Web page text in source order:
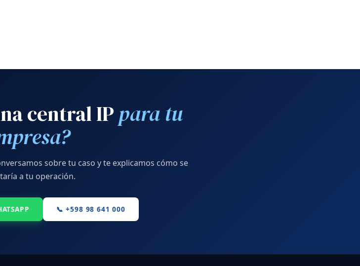
central IPpara tu
sobre tu caso y te explicamos cómo se
a tu operación.
📞 +598 98 641 000